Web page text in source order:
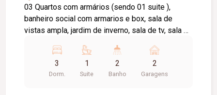
03 Quartos com armários (sendo 01 suite ),
banheiro social com armarios e box, sala de
vistas ampla, jardim de inverno, sala de tv, sala de
lavanderia, salão amplo, varanda; quintal, garagem
para 02 carros, portão eletrônico. piso cerâmica
3
Dorm.
1
Suite
2
Banho
2
Garagens